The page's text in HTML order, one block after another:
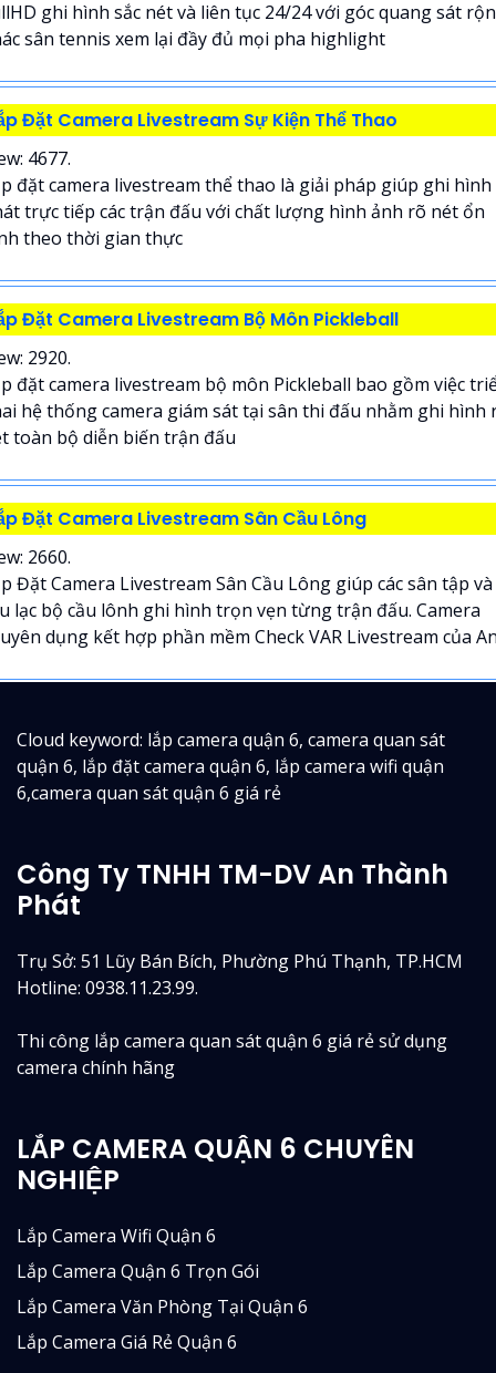
ghi hình sắc nét và liên tục 24/24 với góc quang sát
sân tennis xem lại đầy đủ mọi pha highlight
Đặt Camera Livestream Sự Kiện Thể Thao
4677.
đặt camera livestream thể thao là giải pháp giúp ghi hình
trực tiếp các trận đấu với chất lượng hình ảnh rõ nét ổn
theo thời gian thực
Đặt Camera Livestream Bộ Môn Pickleball
2920.
đặt camera livestream bộ môn Pickleball bao gồm việc
hệ thống camera giám sát tại sân thi đấu nhằm ghi hình
toàn bộ diễn biến trận đấu
Đặt Camera Livestream Sân Cầu Lông
2660.
Đặt Camera Livestream Sân Cầu Lông giúp các sân tập và
lạc bộ cầu lônh ghi hình trọn vẹn từng trận đấu. Camera
dụng kết hợp phần mềm Check VAR Livestream của
Cloud keyword: lắp camera quận 6, camera quan sát
quận 6, lắp đặt camera quận 6, lắp camera wifi quận
6,camera quan sát quận 6 giá rẻ
Công Ty TNHH TM-DV An Thành
Phát
Trụ Sở: 51 Lũy Bán Bích, Phường Phú Thạnh, TP.HCM
Hotline: 0938.11.23.99.
Thi công lắp camera quan sát quận 6 giá rẻ sử dụng
camera chính hãng
LẮP CAMERA QUẬN 6 CHUYÊN
NGHIỆP
Lắp Camera Wifi Quận 6
Lắp Camera Quận 6 Trọn Gói
Lắp Camera Văn Phòng Tại Quận 6
Lắp Camera Giá Rẻ Quận 6